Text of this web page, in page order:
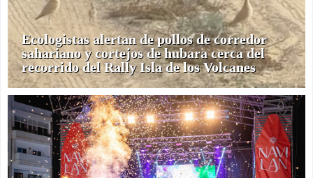
Ecologistas alertan de pollos de corredor
sahariano y cortejos de hubara cerca del
recorrido del Rally Isla de los Volcanes